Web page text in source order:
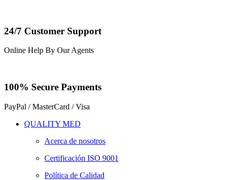
24/7 Customer Support
Online Help By Our Agents
100% Secure Payments
PayPal / MasterCard / Visa
QUALITY MED
Acerca de nosotros
Certificación ISO 9001
Política de Calidad